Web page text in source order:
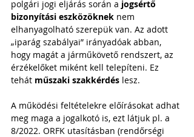
polgári jogi eljárás során a jogsértő
bizonyítási eszközöknek nem
elhanyagolható szerepük van. Az adott
„iparág szabályai” irányadóak abban,
hogy magát a járműkövető rendszert, az
érzékelőket miként kell telepíteni. Ez
tehát műszaki szakkérdés lesz.
A működési feltételekre előírásokat adhat
meg maga a jogalkotó is, ezt látjuk pl. a
8/2022. ORFK utasításban (rendőrségi